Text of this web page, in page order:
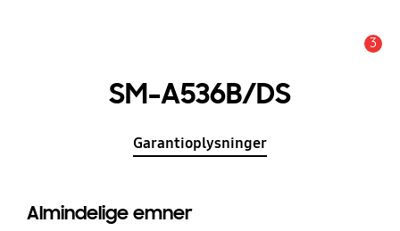
3
SM-A536B/DS
Garantioplysninger
Almindelige emner